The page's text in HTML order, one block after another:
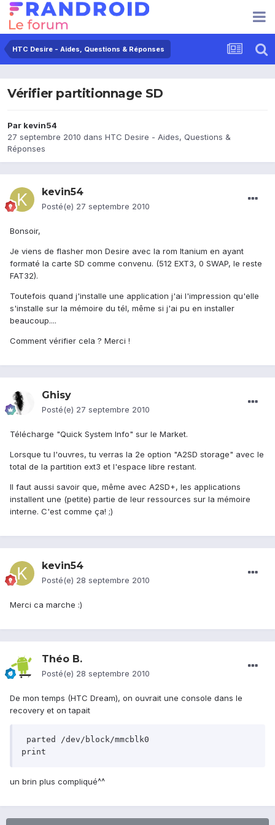
HTC Desire - Aides, Questions & Réponses
Vérifier partitionnage SD
Par kevin54
27 septembre 2010 dans HTC Desire - Aides, Questions &
Réponses
kevin54
Posté(e) 27 septembre 2010
Bonsoir,
Je viens de flasher mon Desire avec la rom Itanium en ayant
formaté la carte SD comme convenu. (512 EXT3, 0 SWAP, le reste
FAT32).
Toutefois quand j'installe une application j'ai l'impression qu'elle
s'installe sur la mémoire du tél, même si j'ai pu en installer
beaucoup....
Comment vérifier cela ? Merci !
Ghisy
Posté(e) 27 septembre 2010
Télécharge "Quick System Info" sur le Market.
Lorsque tu l'ouvres, tu verras la 2e option "A2SD storage" avec le
total de la partition ext3 et l'espace libre restant.
Il faut aussi savoir que, même avec A2SD+, les applications
installent une (petite) partie de leur ressources sur la mémoire
interne. C'est comme ça! ;)
kevin54
Posté(e) 28 septembre 2010
Merci ca marche :)
Théo B.
Posté(e) 28 septembre 2010
De mon temps (HTC Dream), on ouvrait une console dans le
recovery et on tapait
print
un brin plus compliqué^^